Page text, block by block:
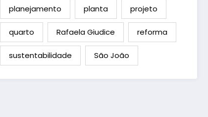
planejamento planta projeto
quarto Rafaela Giudice reforma
sustentabilidade São João